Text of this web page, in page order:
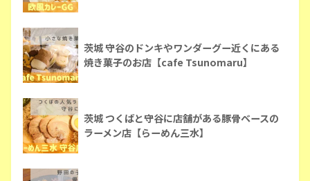
茨城 守谷のドンキやワンダーグー近くにある
焼き菓子のお店【cafe Tsunomaru】
茨城 つくばと守谷に店舗がある豚骨ベースの
ラーメン店【らーめん三水】